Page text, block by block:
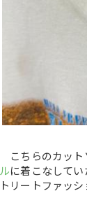
こちらのカット
ルに着こなして
トリートファッ